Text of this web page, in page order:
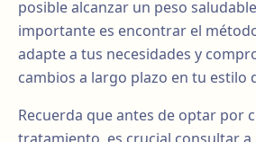
posible alcanzar un peso
importante es encontrar el
adapte a tus necesidades y
cambios a largo plazo en tu estilo
Recuerda que antes de optar por